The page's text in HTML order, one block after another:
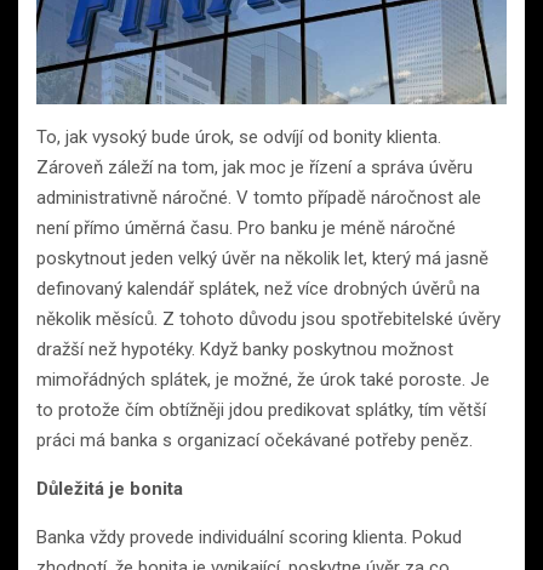
To, jak vysoký bude úrok, se odvíjí od bonity klienta.
Zároveň záleží na tom, jak moc je řízení a správa úvěru
administrativně náročné. V tomto případě náročnost ale
není přímo úměrná času. Pro banku je méně náročné
poskytnout jeden velký úvěr na několik let, který má jasně
definovaný kalendář splátek, než více drobných úvěrů na
několik měsíců. Z tohoto důvodu jsou spotřebitelské úvěry
dražší než hypotéky. Když banky poskytnou možnost
mimořádných splátek, je možné, že úrok také poroste. Je
to protože čím obtížněji jdou predikovat splátky, tím větší
práci má banka s organizací očekávané potřeby peněz.
Důležitá je bonita
Banka vždy provede individuální scoring klienta. Pokud